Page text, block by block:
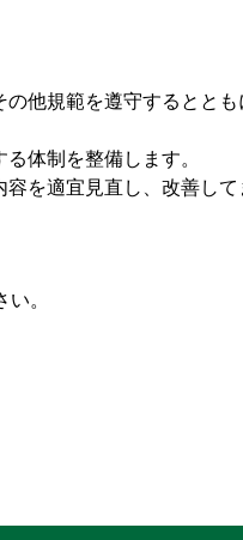
他規範を遵守するとと
体制を整備します。
を適宜見直し、改善し
。